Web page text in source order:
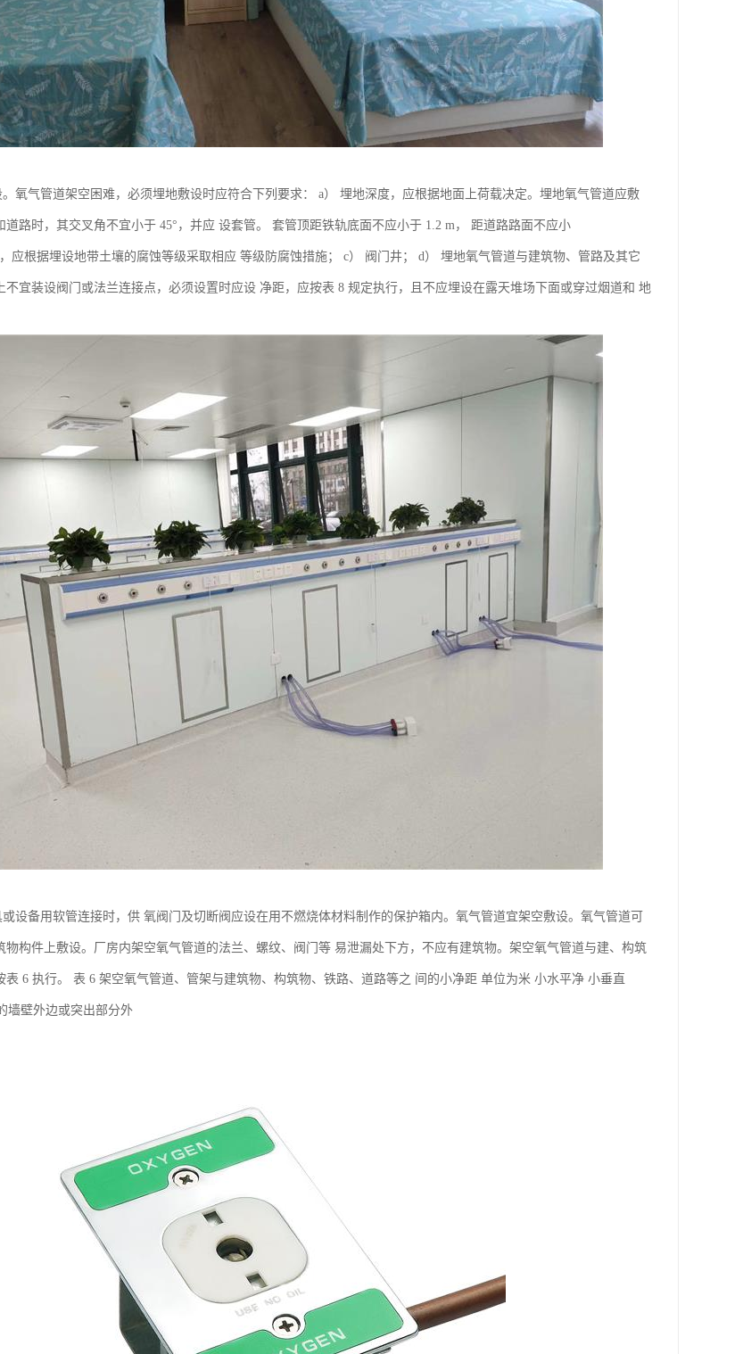
氧气管道架空困难，必须埋地敷设时应符合下列要求： a） 埋地深度，应根据地面上荷载决定。埋地氧气管道应敷
路时，其交叉角不宜小于 45°，并应 设套管。 套管顶距铁轨底面不应小于 1.2 m， 距道路路面不应小
应根据埋设地带土壤的腐蚀等级采取相应 等级防腐蚀措施； c） 阀门井； d） 埋地氧气管道与建筑物、管路及其它
不宜装设阀门或法兰连接点，必须设置时应设 净距，应按表 8 规定执行，且不应埋设在露天堆场下面或穿过烟道和 地
设备用软管连接时，供 氧阀门及切断阀应设在用不燃烧体材料制作的保护箱内。氧气管道宜架空敷设。氧气管道可
物构件上敷设。厂房内架空氧气管道的法兰、螺纹、阀门等 易泄漏处下方，不应有建筑物。架空氧气管道与建、构筑
6 执行。 表 6 架空氧气管道、管架与建筑物、构筑物、铁路、道路等之 间的小净距 单位为米 小水平净 小垂直
墙壁外边或突出部分外